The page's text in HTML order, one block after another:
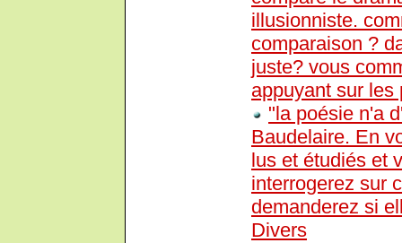
illusionniste.
comparaison ?
juste? vous
appuyant sur les
"la poésie n'a
Baudelaire. En
lus et étudiés et
interrogerez sur
demanderez si
Divers